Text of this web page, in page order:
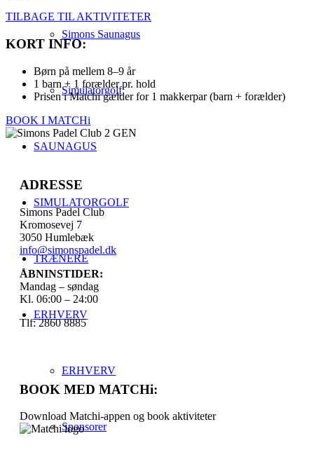
Simons Saunagus
Simulatorgolf
SAUNAGUS
SIMULATORGOLF
TRÆNERE
ERHVERV
ERHVERV
Sponsorer
TILBAGE TIL AKTIVITETER
KORT INFO:
Børn på mellem 8–9 år
1 barn + 1 forælder pr. hold
Prisen i Matchi gælder for 1 makkerpar (barn + forælder)
BOOK I MATCHi
ADRESSE
Simons Padel Club
Kromosevej 7
3050 Humlebæk
info@simonspadel.dk
ÅBNINSTIDER:
Mandag – søndag
Kl. 06:00 – 24:00
Tlf: 2860 8885
BOOK MED MATCHi:
Download Matchi-appen og book aktiviteter